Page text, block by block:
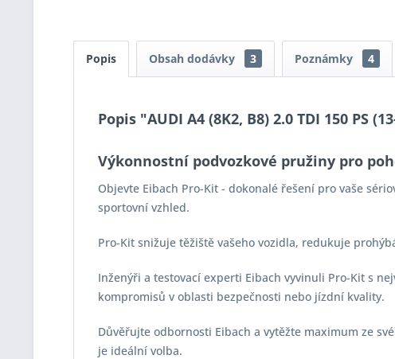
Popis Obsah dodávky 3 Poznámky 4
Popis "AUDI A4 (8K2, B8) 2.0 TDI 150 PS
Výkonnostní podvozkové pružiny pro
Objevte Eibach Pro-Kit - dokonalé řešení pro vaše
sportovní vzhled.
Pro-Kit snižuje těžiště vašeho vozidla, redukuje
Inženýři a testovací experti Eibach vyvinuli Pro-Kit s
kompromisů v oblasti bezpečnosti nebo jízdní kvality.
Důvěřujte odbornosti Eibach a vytěžte maximum ze
je ideální volba.